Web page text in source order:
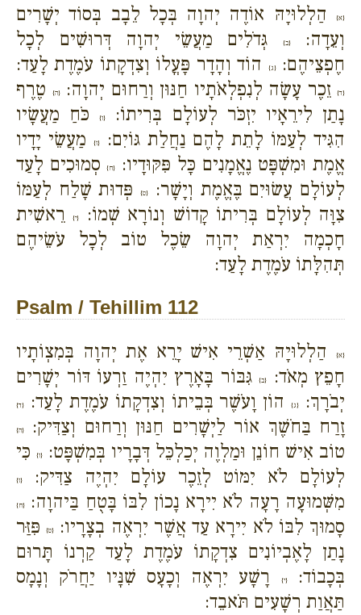
{א}
הַלְלוּיָהּ אוֹדֶה יְהוָה בְּכָל לֵבָב בְּסוֹד יְשָׁרִים
וְעֵדָה:{ב}
גְּדֹלִים מַעֲשֵׂי יְהוָה דְּרוּשִׁים לְכָל
חֶפְצֵיהֶם:{ג} הוֹד וְהָדָר פָּעֳלוֹ וְצִדְקָתוֹ עֹמֶדֶת לָעַד:
{ד} זֵכֶר עָשָׂה לְנִפְלְאֹתָיו חַנּוּן וְרַחוּם יְהוָה:{ה}
טֶרֶף
נָתַן לִירֵאָיו יִזְכֹּר לְעוֹלָם בְּרִיתוֹ:
{ו}כֹּחַ מַעֲשָׂיו
הִגִּיד לְעַמּוֹ לָתֵת לָהֶם נַחֲלַת גּוֹיִם:{ז}
מַעֲשֵׂי יָדָיו
אֱמֶת וּמִשְׁפָּט נֶאֱמָנִים כָּל פִּקּוּדָיו:
{ח}סְמוּכִים לָעַד
לְעוֹלָם עֲשׂוּיִם בֶּאֱמֶת וְיָשָׁר:
{ט}פְּדוּת שָׁלַח לְעַמּוֹ
צִוָּה לְעוֹלָם בְּרִיתוֹ קָדוֹשׁ וְנוֹרָא שְׁמוֹ:
{י}רֵאשִׁית
חָכְמָה יִרְאַת יְהוָה שֵׂכֶל טוֹב לְכָל עֹשֵׂיהֶם
תְּהִלָּתוֹ עֹמֶדֶת לָעַד:
Psalm / Tehillim 112
{א}
הַלְלוּיָהּ אַשְׁרֵי אִישׁ יָרֵא אֶת יְהוָה בְּמִצְוֹתָיו
חָפֵץ מְאֹד:
{ב}
גִּבּוֹר בָּאָרֶץ יִהְיֶה זַרְעוֹ דּוֹר יְשָׁרִים
יְבֹרָךְ:
{ג}הוֹן וָעֹשֶׁר בְּבֵיתוֹ וְצִדְקָתוֹ עֹמֶדֶת לָעַד: {ד}
זָרַח בַּחֹשֶׁךְ אוֹר לַיְשָׁרִים חַנּוּן וְרַחוּם וְצַדִּיק: {ה}
טוֹב אִישׁ חוֹנֵן וּמַלְוֶה יְכַלְכֵּל דְּבָרָיו בְּמִשְׁפָּט:{ו}
כִּי
לְעוֹלָם לֹא יִמּוֹט לְזֵכֶר עוֹלָם יִהְיֶה צַדִּיק:
{ז}
מִשְּׁמוּעָה רָעָה לֹא יִירָא נָכוֹן לִבּוֹ בָּטֻחַ בַּיהוָה: {ח}
סָמוּךְ לִבּוֹ לֹא יִירָא עַד אֲשֶׁר יִרְאֶה בְצָרָיו: {ט}פִּזַּר
נָתַן לָאֶבְיוֹנִים צִדְקָתוֹ עֹמֶדֶת לָעַד קַרְנוֹ תָּרוּם
בְּכָבוֹד:{י}
רָשָׁע יִרְאֶה וְכָעָס שִׁנָּיו יַחֲרֹק וְנָמָס
תַּאֲוַת רְשָׁעִים תֹּאבֵד: